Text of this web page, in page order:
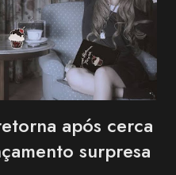
Collection (KanCo...
após cerca
surpresa